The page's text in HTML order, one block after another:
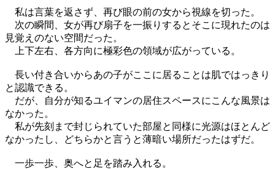
私は言葉を返さず、再び眼の前の女から視線を切った。
次の瞬間、女が再び扇子を一振りするとそこに現れたのは
見覚えのない空間だった。
上下左右、各方向に極彩色の領域が広がっている。
長い付き合いからあの子がここに居ることは肌ではっきり
と認識できる。
だが、自分が知るユイマンの居住スペースにこんな風景は
なかった。
私が先刻まで封じられていた部屋と同様に光源はほとんど
なかったし、どちらかと言うと薄暗い場所だったはずだ。
一歩一歩、奥へと足を踏み入れる。